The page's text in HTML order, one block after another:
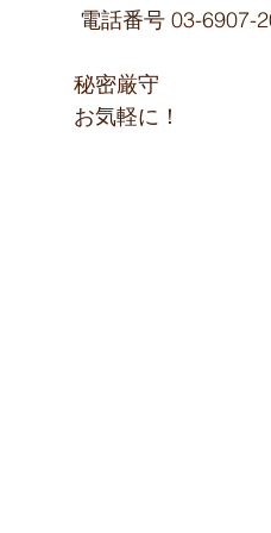
電話番号 03-6907-
秘密厳守
お気軽に！